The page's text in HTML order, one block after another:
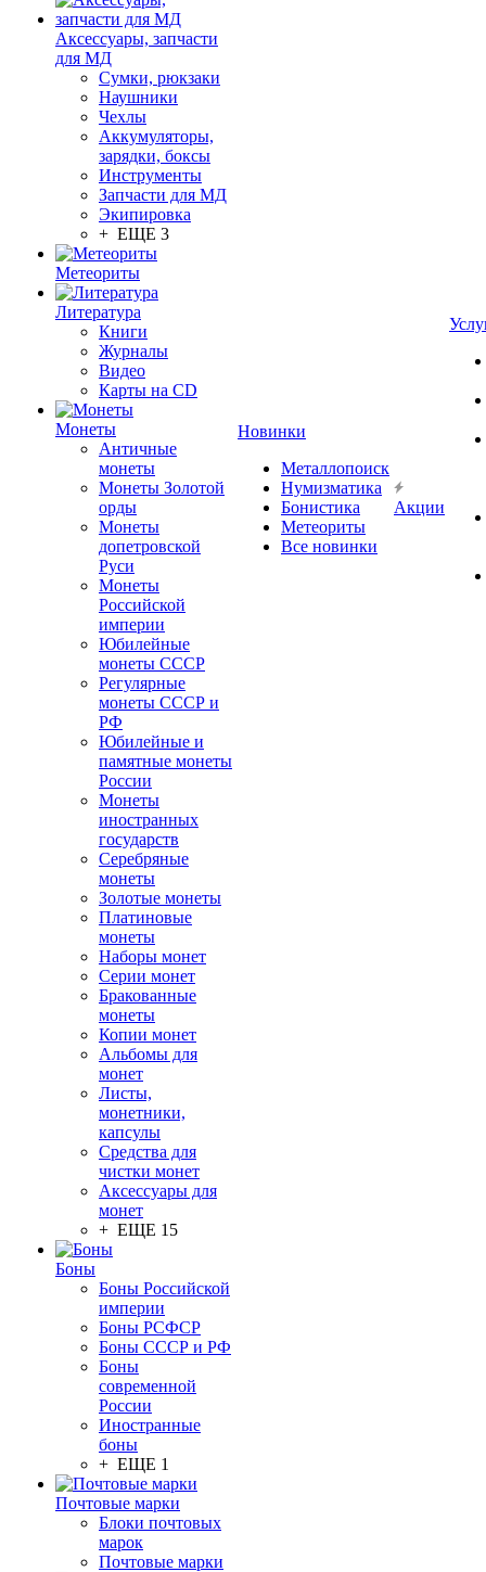
Аксессуары, запчасти
для МД
Сумки, рюкзаки
Наушники
Чехлы
Аккумуляторы,
зарядки, боксы
Инструменты
Запчасти для МД
Экипировка
+ ЕЩЕ 3
Метеориты
Литература
Книги
Журналы
Видео
Карты на CD
Монеты
Античные
монеты
Монеты Золотой
орды
Монеты
допетровской
Руси
Монеты
Российской
империи
Юбилейные
монеты СССР
Регулярные
монеты СССР и
РФ
Юбилейные и
памятные монеты
России
Монеты
иностранных
государств
Серебряные
монеты
Золотые монеты
Платиновые
монеты
Наборы монет
Серии монет
Бракованные
монеты
Копии монет
Альбомы для
монет
Листы,
монетники,
капсулы
Средства для
чистки монет
Аксессуары для
монет
+ ЕЩЕ 15
Боны
Боны Российской
империи
Боны РСФСР
Боны СССР и РФ
Боны
современной
России
Иностранные
боны
+ ЕЩЕ 1
Почтовые марки
Блоки почтовых
марок
Почтовые марки
Новинки
Металлопоиск
Нумизматика
Бонистика
Метеориты
Все новинки
Акции